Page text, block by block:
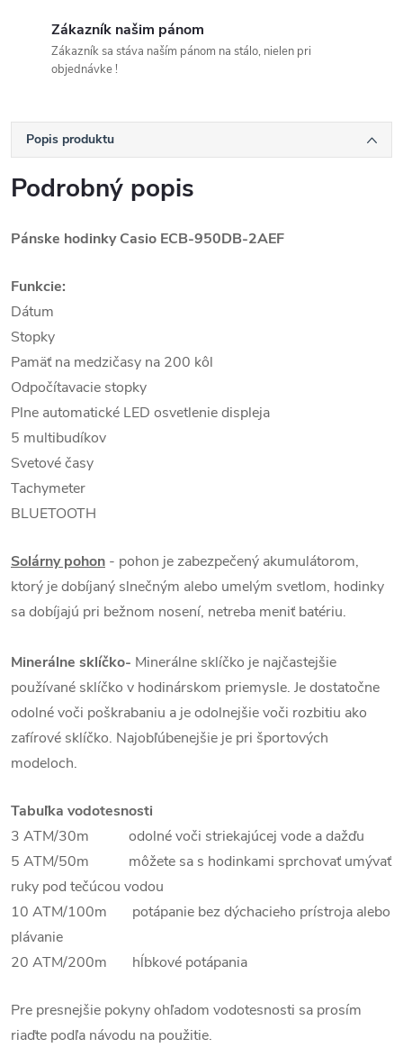
Zákazník našim pánom
Zákazník sa stáva naším pánom na stálo, nielen pri
objednávke !
Popis produktu
Podrobný popis
Pánske hodinky Casio ECB-950DB-2AEF
Funkcie:
Dátum
Stopky
Pamäť na medzičasy na 200 kôl
Odpočítavacie stopky
Plne automatické LED osvetlenie displeja
5 multibudíkov
Svetové časy
Tachymeter
BLUETOOTH
Solárny pohon - pohon je zabezpečený akumulátorom,
ktorý je dobíjaný slnečným alebo umelým svetlom, hodinky
sa dobíjajú pri bežnom nosení, netreba meniť batériu.
Minerálne sklíčko- Minerálne sklíčko je najčastejšie
používané sklíčko v hodinárskom priemysle. Je dostatočne
odolné voči poškrabaniu a je odolnejšie voči rozbitiu ako
zafírové sklíčko. Najobľúbenejšie je pri športových
modeloch.
Tabuľka vodotesnosti
3 ATM/30m odolné voči striekajúcej vode a dažďu
5 ATM/50m môžete sa s hodinkami sprchovať umývať
ruky pod tečúcou vodou
10 ATM/100m potápanie bez dýchacieho prístroja alebo
plávanie
20 ATM/200m hĺbkové potápania
Pre presnejšie pokyny ohľadom vodotesnosti sa prosím
riaďte podľa návodu na použitie.